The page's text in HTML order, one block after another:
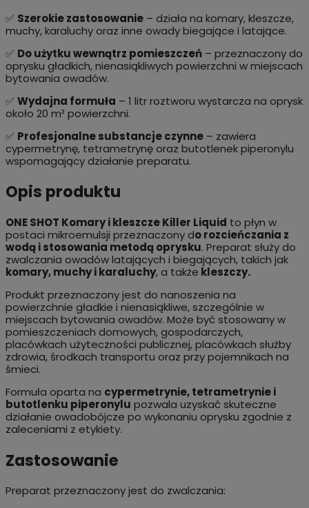
✅ Szerokie zastosowanie– działa na komary, kleszcze,
muchy, karaluchy oraz inne owady biegające i latające.
✅ Do użytku wewnątrz pomieszczeń– przeznaczony do
oprysku gładkich, nienasiąkliwych powierzchni w miejscach
bytowania owadów.
✅ Wydajna formuła – 1 litr roztworu wystarcza na oprysk
około 20 m² powierzchni.
✅ Profesjonalne substancje czynne– zawiera
cypermetrynę, tetrametrynę oraz butotlenek piperonylu
wspomagający działanie preparatu.
Opis produktu
ONE SHOT Komary i kleszcze Killer Liquid to płyn w
postaci mikroemulsji przeznaczony do rozcieńczania z
wodą i stosowania metodą oprysku. Preparat służy do
zwalczania owadów latających i biegających, takich jak
komary, muchy i karaluchy, a także kleszczy.
Produkt przeznaczony jest do nanoszenia na
powierzchnie gładkie i nienasiąkliwe, szczególnie w
miejscach bytowania owadów. Może być stosowany w
pomieszczeniach domowych, gospodarczych,
placówkach użyteczności publicznej, placówkach służby
zdrowia, środkach transportu oraz przy pojemnikach na
śmieci.
Formuła oparta na cypermetrynie, tetrametrynie i
butotlenku piperonylu pozwala uzyskać skuteczne
działanie owadobójcze po wykonaniu oprysku zgodnie z
zaleceniami z etykiety.
Zastosowanie
Preparat przeznaczony jest do zwalczania: